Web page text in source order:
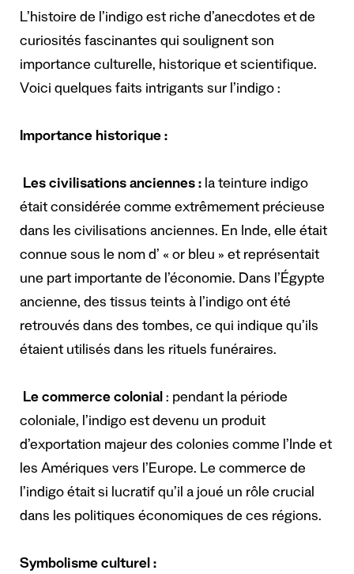
L’histoire de l’indigo est riche d’anecdotes et de
curiosités fascinantes qui soulignent son
importance culturelle, historique et scientifique.
Voici quelques faits intrigants sur l’indigo :
Importance historique :
Les civilisations anciennes : la teinture indigo
était considérée comme extrêmement précieuse
dans les civilisations anciennes. En Inde, elle était
connue sous le nom d’ « or bleu » et représentait
une part importante de l’économie. Dans l’Égypte
ancienne, des tissus teints à l’indigo ont été
retrouvés dans des tombes, ce qui indique qu’ils
étaient utilisés dans les rituels funéraires.
Le commerce colonial : pendant la période
coloniale, l’indigo est devenu un produit
d’exportation majeur des colonies comme l’Inde et
les Amériques vers l’Europe. Le commerce de
l’indigo était si lucratif qu’il a joué un rôle crucial
dans les politiques économiques de ces régions.
Symbolisme culturel :